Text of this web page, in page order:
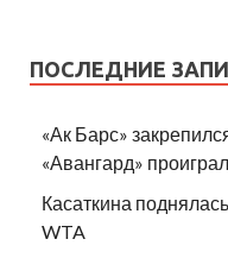
ПОСЛЕДНИЕ
«Ак Барс»
«Авангард»
Касаткина
WTA